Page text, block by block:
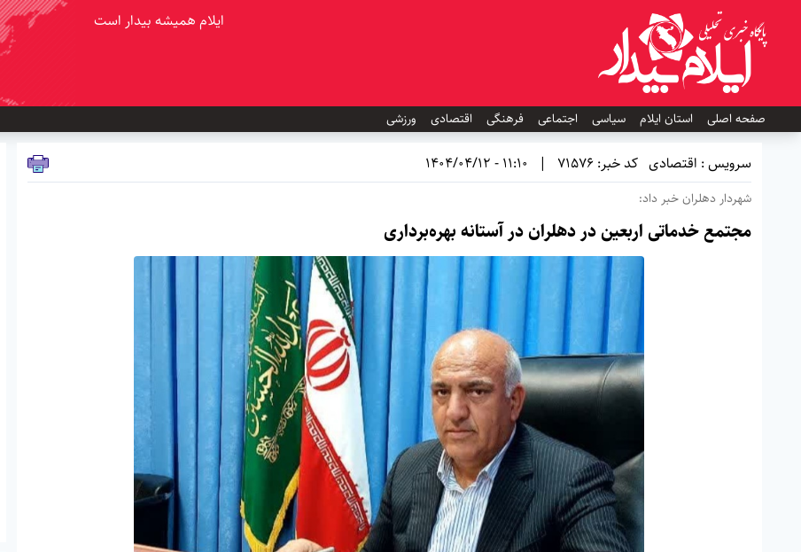
ایلام همیشه بیدار است
صفحه اصلی
استان ایلام سیاسی اجتماعی فرهنگی اقتصادی ورزشی
سرویس : اقتصادی کد خبر: 71576 |
11:10 - 1404/04/12
شهردار دهلران خبر داد:
مجتمع خدماتی اربعین در دهلران در آستانه بهره‌برداری